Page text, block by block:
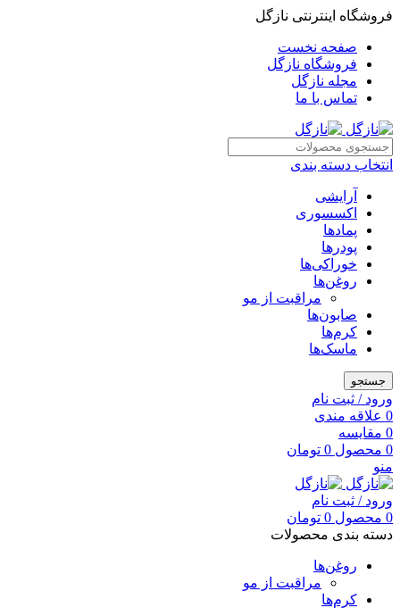
فروشگاه اینترنتی نازگل
صفحه نخست
فروشگاه نازگل
مجله نازگل
تماس با ما
انتخاب دسته بندی
آرایشی
اکسسوری
پمادها
پودرها
خوراکی‌ها
روغن‌ها
مراقبت از مو
صابون‌ها
کرم‌ها
ماسک‌ها
جستجو
ورود / ثبت نام
0 علاقه مندی
0 مقایسه
0 محصول 0 تومان
منو
ورود / ثبت نام
0 محصول 0 تومان
دسته بندی محصولات
روغن‌ها
مراقبت از مو
کرم‌ها